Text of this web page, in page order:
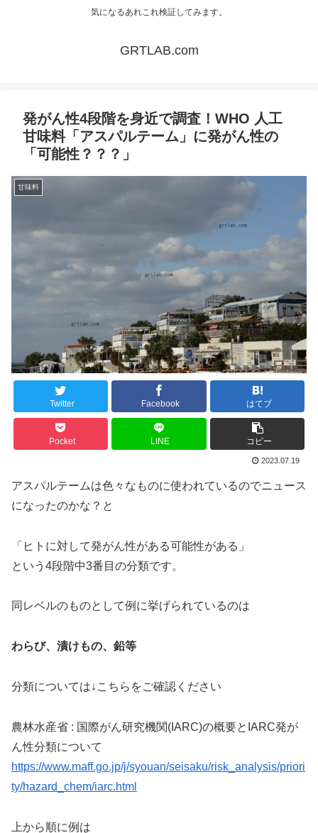
気になるあれこれ検証してみます。
GRTLAB.com
発がん性4段階を身近で調査！WHO 人工
甘味料「アスパルテーム」に発がん性の
「可能性？？？」
甘味料
Twitter Facebook はてブ
Pocket LINE コピー
2023.07.19
アスパルテームは色々なものに使われているのでニュース
になったのかな？と
「ヒトに対して発がん性がある可能性がある」
という4段階中3番目の分類です。
同レベルのものとして例に挙げられているのは
わらび、漬けもの、鉛等
分類については↓こちらをご確認ください
農林水産省 : 国際がん研究機関(IARC)の概要とIARC発が
ん性分類について
https://www.maff.go.jp/j/syouan/seisaku/risk_analysis/priori
ty/hazard_chem/iarc.html
上から順に例は